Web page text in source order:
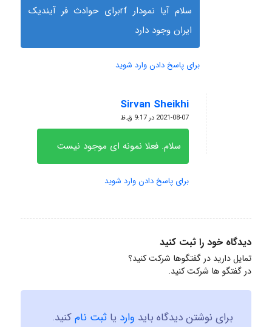
سلام آیا نمودار rfبرای حوادث فر آیندیک
ایران وجود دارد
برای پاسخ دادن وارد شوید
Sirvan Sheikhi
گفته:
2021-08-07 در 9:17 ق.ظ
سلام. فعلا نمونه ای موجود نیست
برای پاسخ دادن وارد شوید
دیدگاه خود را ثبت کنید
تمایل دارید در گفتگوها شرکت کنید؟
در گفتگو ها شرکت کنید.
برای نوشتن دیدگاه باید وارد یا ثبت نامکنید.